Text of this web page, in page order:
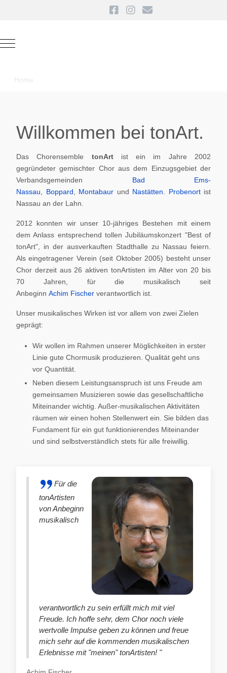
Mobile Menu Toggle
Home
Willkommen bei tonArt.
Das Chorensemble tonArt ist ein im Jahre 2002
gegründeter gemischter Chor aus dem Einzugsgebiet der
Verbandsgemeinden Bad Ems-
Nassau
Boppard Montabaur und Nastätten Probenortist
Nassau an der Lahn.
2012 konnten wir unser 10-jähriges Bestehen mit einem
dem Anlass entsprechend tollen Jubiläumskonzert "Best of
tonArt", in der ausverkauften Stadthalle zu Nassau feiern.
Als eingetragener Verein (seit Oktober 2005) besteht unser
Chor derzeit aus 26 aktiven tonArtisten im Alter von 20 bis
70 Jahren, für die musikalisch seit
Anbeginn Achim Fischer verantwortlich ist.
Unser musikalisches Wirken ist vor allem von zwei Zielen
geprägt:
Wir wollen im Rahmen unserer Möglichkeiten in erster
Linie gute Chormusik produzieren. Qualität geht uns
vor Quantität.
Neben diesem Leistungsanspruch ist uns Freude am
gemeinsamen Musizieren sowie das gesellschaftliche
Miteinander wichtig. Außer-musikalischen Aktivitäten
räumen wir einen hohen Stellenwert ein. Sie bilden das
Fundament für ein gut funktionierendes Miteinander
und sind selbstverständlich stets für alle freiwillig.
Für die
tonArtisten
von Anbeginn
musikalisch
verantwortlich zu sein erfüllt mich mit viel
Freude. Ich hoffe sehr, dem Chor noch viele
wertvolle Impulse geben zu können und freue
mich sehr auf die kommenden musikalischen
Erlebnisse mit "meinen" tonArtisten! "